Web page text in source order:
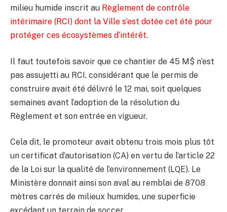
milieu humide inscrit au Règlement de contrôle
intérimaire (RCI) dont la Ville s’est dotée cet été pour
protéger ces écosystèmes d’intérêt.
Il faut toutefois savoir que ce chantier de 45 M$ n’est
pas assujetti au RCI, considérant que le permis de
construire avait été délivré le 12 mai, soit quelques
semaines avant l’adoption de la résolution du
Règlement et son entrée en vigueur.
Cela dit, le promoteur avait obtenu trois mois plus tôt
un certificat d’autorisation (CA) en vertu de l’article 22
de la Loi sur la qualité de l’environnement (LQE). Le
Ministère donnait ainsi son aval au remblai de 8708
mètres carrés de milieux humides, une superficie